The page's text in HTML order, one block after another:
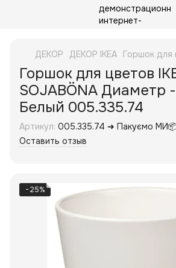
ДЕКОР ДЕКОР IKEA Горшок для
Горшок для цветов
SOJABÖNA Диаметр
Белый 005.335.74
Артикул: 005.335.74 ➜ Пакуємо
Оставить отзыв
−25%